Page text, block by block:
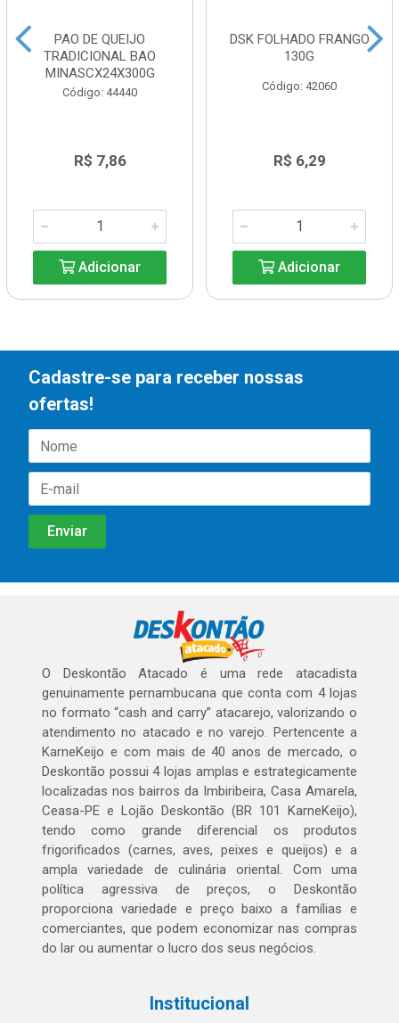
PAO DE QUEIJO
TRADICIONAL BAO
MINASCX24X300G
Código: 44440
R$ 7,86
Adicionar
DSK FOLHADO FRANGO
130G
Código: 42060
R$ 6,29
Adicionar
Cadastre-se para receber nossas
ofertas!
O Deskontão Atacado é uma rede atacadista
genuinamente pernambucana que conta com 4 lojas
no formato “cash and carry” atacarejo, valorizando o
atendimento no atacado e no varejo. Pertencente a
KarneKeijo e com mais de 40 anos de mercado, o
Deskontão possui 4 lojas amplas e estrategicamente
localizadas nos bairros da Imbiribeira, Casa Amarela,
Ceasa-PE e Lojão Deskontão (BR 101 KarneKeijo),
tendo como grande diferencial os produtos
frigorificados (carnes, aves, peixes e queijos) e a
ampla variedade de culinária oriental. Com uma
política agressiva de preços, o Deskontão
proporciona variedade e preço baixo a famílias e
comerciantes, que podem economizar nas compras
do lar ou aumentar o lucro dos seus negócios.
Institucional